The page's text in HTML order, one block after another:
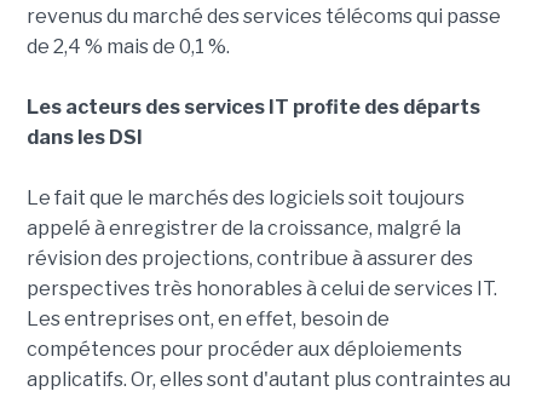
revenus du marché des services télécoms qui passe
de 2,4 % mais de 0,1 %.
Les acteurs des services IT profite des départs
dans les DSI
Le fait que le marchés des logiciels soit toujours
appelé à enregistrer de la croissance, malgré la
révision des projections, contribue à assurer des
perspectives très honorables à celui de services IT.
Les entreprises ont, en effet, besoin de
compétences pour procéder aux déploiements
applicatifs. Or, elles sont d'autant plus contraintes au